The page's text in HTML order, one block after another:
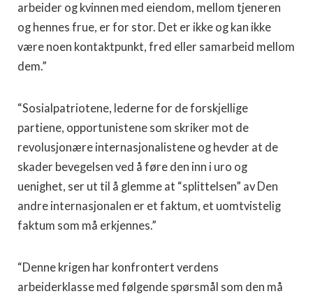
arbeider og kvinnen med eiendom, mellom tjeneren
og hennes frue, er for stor. Det er ikke og kan ikke
være noen kontaktpunkt, fred eller samarbeid mellom
dem.”
“Sosialpatriotene, lederne for de forskjellige
partiene, opportunistene som skriker mot de
revolusjonære internasjonalistene og hevder at de
skader bevegelsen ved å føre den inn i uro og
uenighet, ser ut til å glemme at “splittelsen” av Den
andre internasjonalen er et faktum, et uomtvistelig
faktum som må erkjennes.”
“Denne krigen har konfrontert verdens
arbeiderklasse med følgende spørsmål som den må